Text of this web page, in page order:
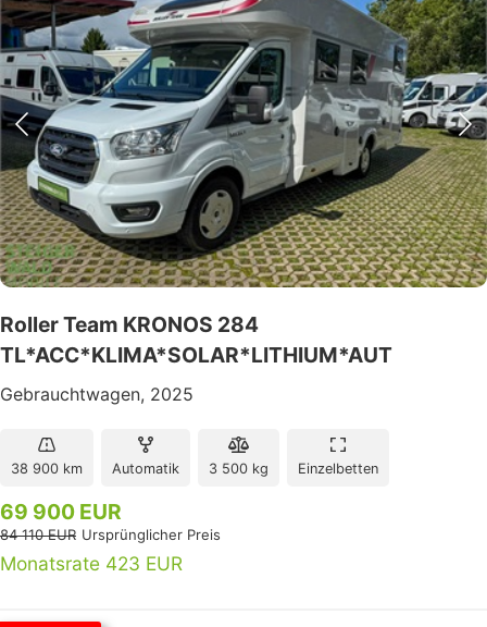
Roller Team KRONOS 284
TL*ACC*KLIMA*SOLAR*LITHIUM*AUT
Gebrauchtwagen, 2025
38 900 km Automatik 3 500 kg Einzelbetten
69 900 EUR
84 110 EUR Ursprünglicher Preis
Monatsrate 423 EUR